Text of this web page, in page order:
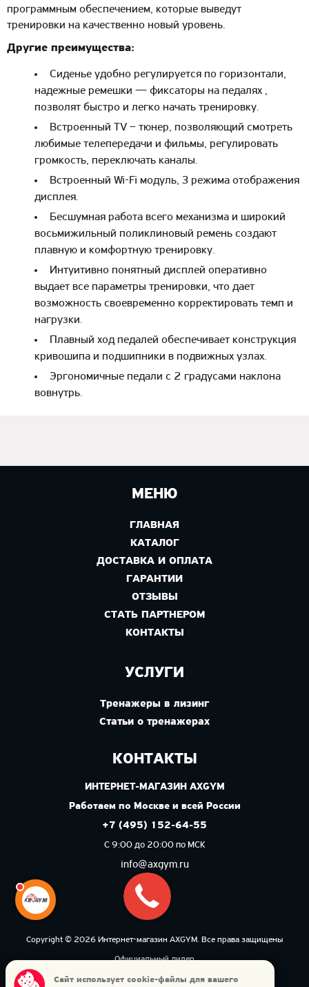
программным обеспечением, которые выведут
тренировки на качественно новый уровень.
Другие преимущества:
Сиденье удобно регулируется по горизонтали,
надежные ремешки — фиксаторы на педалях ,
позволят быстро и легко начать тренировку.
Встроенный TV – тюнер, позволяющий смотреть
любимые телепередачи и фильмы, регулировать
громкость, переключать каналы.
Встроенный Wi-Fi модуль, З режима отображения
дисплея.
Бесшумная работа всего механизма и широкий
восьмижильный поликлиновый ремень создают
плавную и комфортную тренировку.
Интуитивно понятный дисплей оперативно
выдает все параметры тренировки, что дает
возможность своевременно корректировать темп и
нагрузки.
Плавный ход педалей обеспечивает конструкция
кривошипа и подшипники в подвижных узлах.
Эргономичные педали с 2 градусами наклона
вовнутрь.
МЕНЮ
ГЛАВНАЯ
КАТАЛОГ
ДОСТАВКА И ОПЛАТА
ГАРАНТИИ
ОТЗЫВЫ
СТАТЬ ПАРТНЕРОМ
КОНТАКТЫ
УСЛУГИ
Тренажеры в лизинг
Статьи о тренажерах
КОНТАКТЫ
ИНТЕРНЕТ-МАГАЗИН AXGYM
Работаем по Москве и всей России
+7 (495) 152-64-55
С 9:00 до 20:00 по МСК
info@axgym.ru
Copyright © 2026 Интернет-магазин AXGYM. Все права защищены
Официальный дилер
Политика конфиденциальности
Сайт использует cookie-файлы для вашего